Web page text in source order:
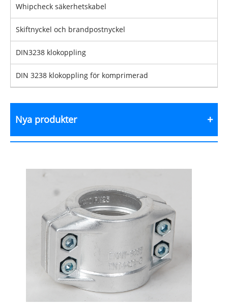
Whipcheck säkerhetskabel
Skiftnyckel och brandpostnyckel
DIN3238 klokoppling
DIN 3238 klokoppling för komprimerad
Nya produkter